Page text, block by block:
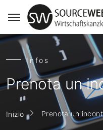
Infos
Prenota un
Inizio Prenota un